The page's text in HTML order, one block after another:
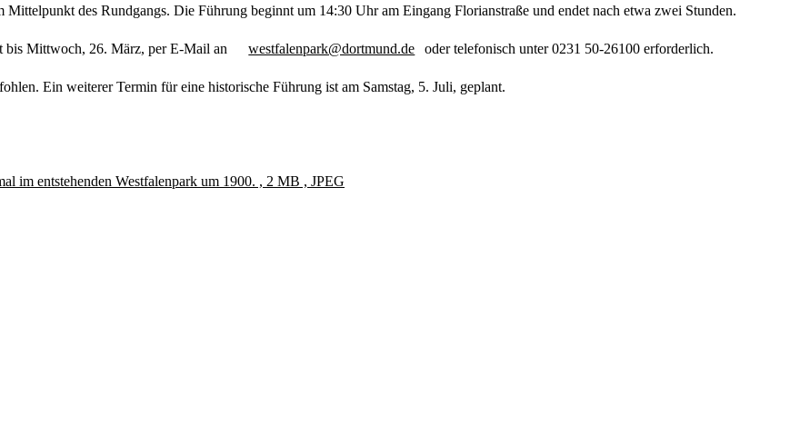
Mittelpunkt des Rundgangs. Die Führung beginnt um 14:30 Uhr am Eingang Florianstraße und endet nach etwa zwei Stunden.
bis Mittwoch, 26. März, per E-Mail an westfalenpark@dortmund.de oder telefonisch unter 0231 50-26100 erforderlich.
Ein weiterer Termin für eine historische Führung ist am Samstag, 5. Juli, geplant.
im entstehenden Westfalenpark um 1900. , 2 MB , JPEG